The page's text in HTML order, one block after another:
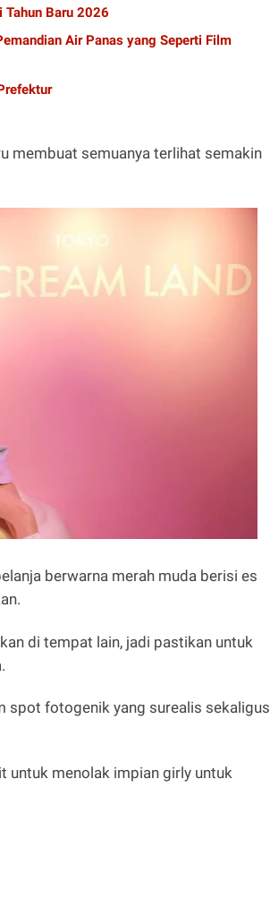
Tahun Baru 2026
Air Panas yang Seperti Film
membuat semuanya terlihat semakin
berwarna merah muda berisi es
di tempat lain, jadi pastikan untuk
spot fotogenik yang surealis sekaligus
untuk menolak impian girly untuk